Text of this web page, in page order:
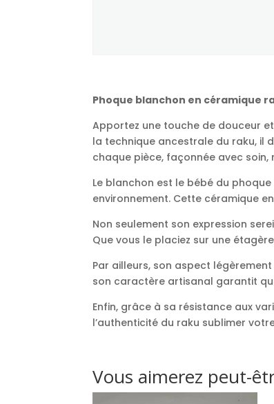
Phoque blanchon en céramique
Apportez une touche de douceur
la technique ancestrale du raku, il
chaque pièce, façonnée avec
Le blanchon est le bébé du
environnement. Cette céramique
Non seulement son expression
Que vous le placiez sur une
Par ailleurs, son aspect
son caractère artisanal garantit
Enfin, grâce à sa résistance aux
l’authenticité du raku sublimer
Vous aimerez peut-